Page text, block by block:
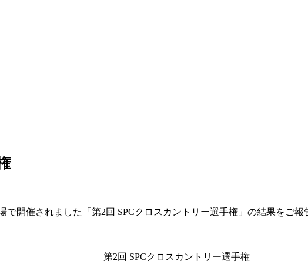
開催されました「第2回 SPCクロスカントリー選手権」の結果をご報
第2回 SPCクロスカントリー選手権